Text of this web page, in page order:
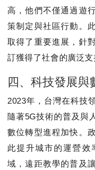
高，他們不僅通過遊
策制定與社區行動。
取得了重要進展，針
訂獲得了社會的廣泛支
四、科技發展與
2023年，台灣在科技
隨著5G技術的普及與
數位轉型進程加快。
此提升城市的運營效
域，遠距教學的普及